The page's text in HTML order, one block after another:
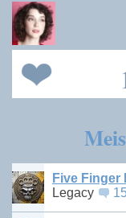
Five Finger
Legacy